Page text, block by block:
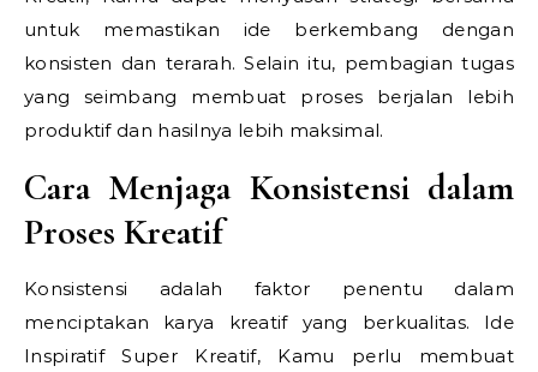
untuk memastikan ide berkembang dengan
konsisten dan terarah. Selain itu, pembagian tugas
yang seimbang membuat proses berjalan lebih
produktif dan hasilnya lebih maksimal.
Cara Menjaga Konsistensi dalam
Proses Kreatif
Konsistensi adalah faktor penentu dalam
menciptakan karya kreatif yang berkualitas. Ide
Inspiratif Super Kreatif, Kamu perlu membuat